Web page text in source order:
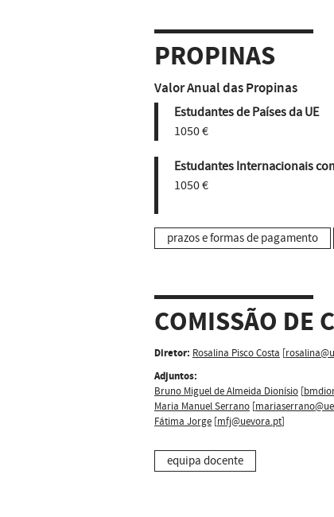
PROPINAS
Valor Anual das Propinas
Estudantes de Países da UE
1050 €
Estudantes Internacionais
1050 €
prazos e formas de pagamento
COMISSÃO DE
Diretor: Rosalina Pisco Costa [
Adjuntos:
Bruno Miguel de Almeida Dionísio [
Maria Manuel Serrano [
Fátima Jorge [mfj@uevora.pt]
equipa docente